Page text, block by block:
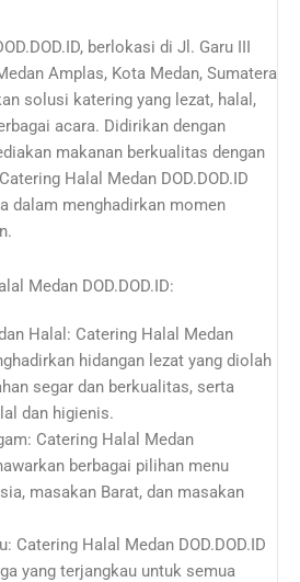
berlokasi di Jl. Garu III
Amplas, Kota Medan, Sumatera
solusi katering yang lezat, halal,
acara. Didirikan dengan
makanan berkualitas dengan
Halal Medan DOD.DOD.ID
dalam menghadirkan momen
Medan DOD.DOD.ID:
Halal: Catering Halal Medan
hidangan lezat yang diolah
segar dan berkualitas, serta
dan higienis.
Catering Halal Medan
berbagai pilihan menu
masakan Barat, dan masakan
Catering Halal Medan DOD.DOD.ID
yang terjangkau untuk semua